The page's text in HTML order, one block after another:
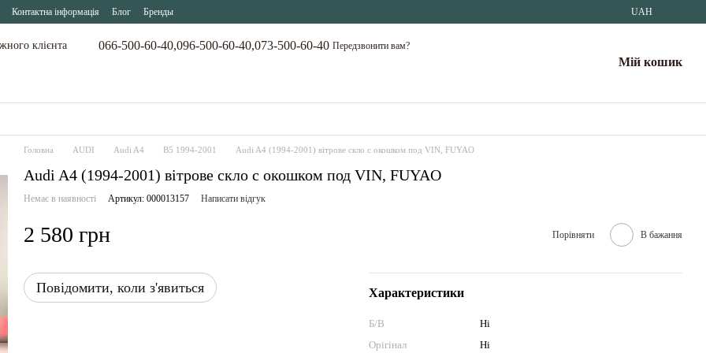
Контактна інформація Блог Бренды UAH
клієнта 066-500-60-40,096-500-60-40,073-500-60-40 Передзвонити вам?
Мій кошик
Головна AUDI Audi A4 B5 1994-2001 Audi A4 (1994-2001) вітрове скло с окошком под VIN, FUYAO
Audi A4 (1994-2001) вітрове скло с окошком под VIN, FUYAO
Немає в наявності Артикул: 000013157 Написати відгук
2 580 грн Порівняти В бажання
Повідомити, коли з'явиться Характеристики
Б/В
Ні
Орігінал
Ні